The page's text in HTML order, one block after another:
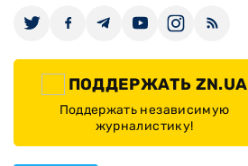
ПОДДЕРЖАТЬ ZN.UA
Поддержать независимую
журналистику!